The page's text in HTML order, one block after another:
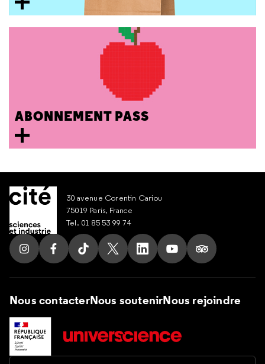
ABONNEMENT PASS
30 avenue Corentin Cariou
75019 Paris, France
Tel. 01 85 53 99 74
Suivez nous sur Instagram
Suivez nous sur Facebook
Suivez nous sur Tik Tok
Suivez nous sur X
Suivez nous sur LinkedIn
Suivez nous sur
Suivez nous
Nous contacterNous soutenirNous rejoindre